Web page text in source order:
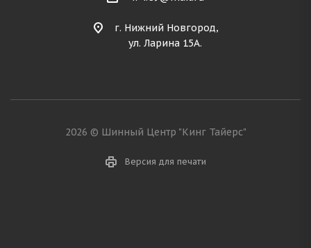
г. Нижний Новгород,
ул. Ларина 15А.
2026 © Шинный Центр "Кинг Тайерс"
Версия для печати